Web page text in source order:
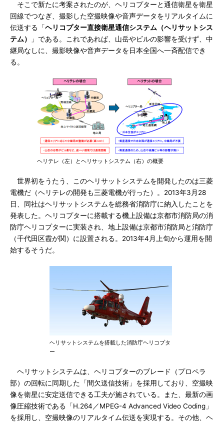
そこで新たに考案されたのが、ヘリコプターと通信衛星を衛星
回線でつなぎ、撮影した空撮映像や音声データをリアルタイムに
伝送する「ヘリコプター直接衛星通信システム（ヘリサットシス
テム）
」である。これであれば、山岳やビルの影響を受けず、中
継局なしに、撮影映像や音声データを日本全国へ一斉配信でき
る。
ヘリテレ（左）とヘリサットシステム（右）の概要
世界初をうたう、このヘリサットシステムを開発したのは三菱
電機だ（ヘリテレの開発も三菱電機が行った）。2013年3月28
日、同社はヘリサットシステムを総務省消防庁に納入したことを
発表した。ヘリコプターに搭載する機上設備は京都市消防局の消
防庁ヘリコプターに実装され、地上設備は京都市消防局と消防庁
（千代田区霞が関）に設置される。2013年4月上旬から運用を開
始するそうだ。
ヘリサットシステムを搭載した消防庁ヘリコプタ
ー
ヘリサットシステムは、ヘリコプターのブレード（プロペラ
部）の回転に同期した「間欠送信技術」を採用しており、空撮映
像を衛星に安定送信できる工夫が施されている。また、最新の画
像圧縮技術である「H.264／MPEG-4 Advanced Video Coding」
を採用し、空撮映像のリアルタイム伝送を実現する。その他、ヘ